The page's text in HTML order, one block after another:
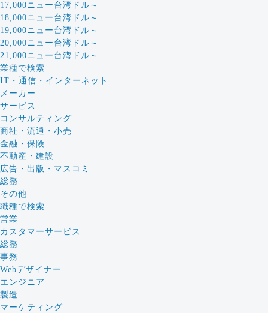
17,000ニュー台湾ドル～
18,000ニュー台湾ドル～
19,000ニュー台湾ドル～
20,000ニュー台湾ドル～
21,000ニュー台湾ドル～
業種で検索
IT・通信・インターネット
メーカー
サービス
コンサルティング
商社・流通・小売
金融・保険
不動産・建設
広告・出版・マスコミ
総務
その他
職種で検索
営業
カスタマーサービス
総務
事務
Webデザイナー
エンジニア
製造
マーケティング